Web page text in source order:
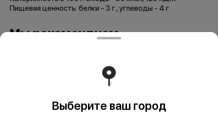
Пищевая ценность: белки - 3 г., углеводы - 4 г.
Мы рекомендуем
Выберите ваш город